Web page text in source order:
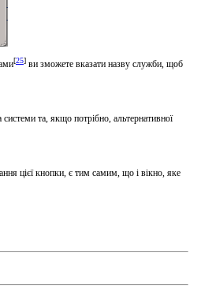
[25] ви зможете вказати назву служби, щоб
та, якщо потрібно, альтернативної
цієї кнопки, є тим самим, що і вікно, яке